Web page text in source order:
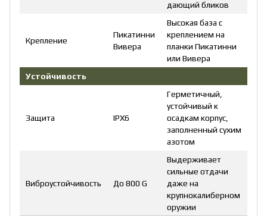
дающий бликов
Крепление
Пикатинни
Вивера
Высокая база с
креплением на
планки Пикатинни
или Вивера
Устойчивость
Защита IPX6
Герметичный,
устойчивый к
осадкам корпус,
заполненный сухим
азотом
Виброустойчивость До 800 G
Выдерживает
сильные отдачи
даже на
крупнокалиберном
оружии